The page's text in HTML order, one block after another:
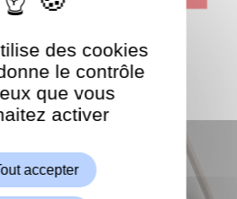
dernières
?
est désactivé.
des cookies
le contrôle
que vous
activer
accepter